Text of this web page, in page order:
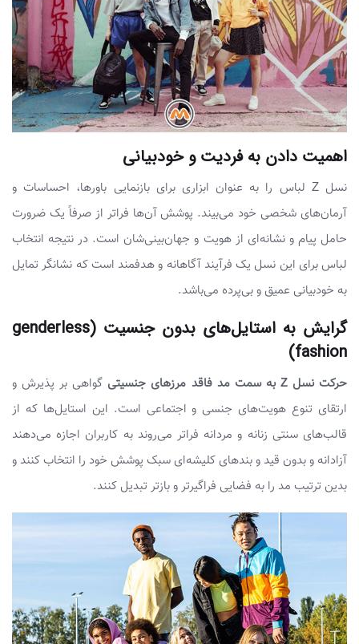
اهمیت دادن به فردیت و خودبیانی
نسل Z لباس را به عنوان ابزاری برای بازنمایی باورها، احساسات و
آرمان‌های شخصی خود می‌بیند. پوشش آن‌ها فراتر از صرفاً یک ضرورت
حامل پیام و نشانه‌ای از هویت و جهان‌بینی‌شان است. در نتیجه انتخاب
لباس برای این نسل یک فرآیند آگاهانه و هدفمند است که نشانگر تمایل
به خودبیانی عمیق و بی‌پرده می‌باشد.
گرایش به استایل‌های بدون جنسیت (genderless
fashion)
حرکت نسل Z به سمت مد فاقد مرزهای جنسیتی
گواهی بر پذیرش و
ارتقای تنوع هویت‌های جنسی و اجتماعی است. این استایل‌ها که از
قالب‌های سنتی زنانه و مردانه فراتر می‌روند به کاربران اجازه می‌دهند
آزادانه و بدون قید و بندهای کلیشه‌ای سبک پوشش خود را انتخاب کنند و
بدین ترتیب مد را به فضایی فراگیرتر و بازتر تبدیل کنند.